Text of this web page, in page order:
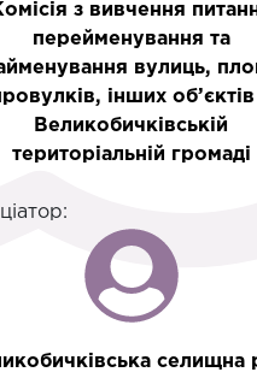
з вивчення
перейменування та
вулиць,
інших
Великобичківській
територіальній громаді
селищна